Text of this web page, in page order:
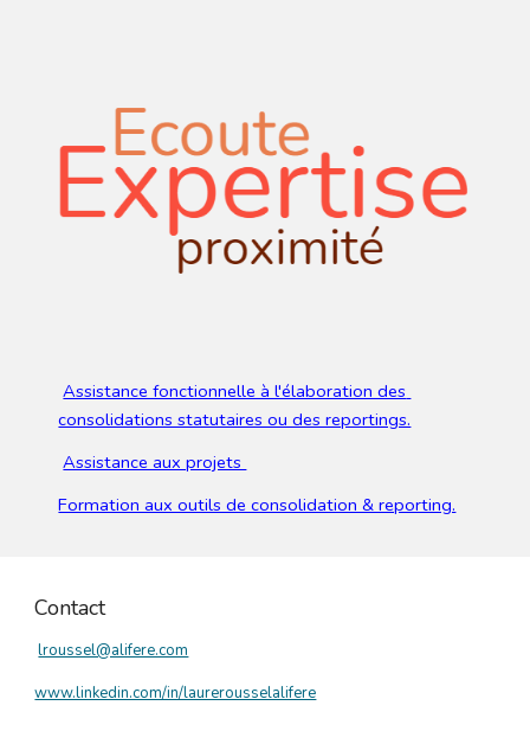
Assistance fonctionnelle à l'élaboration des
consolidations statutaires ou des reportings.
Assistance aux projets
Formation aux outils de consolidation & reporting.
Contact
lroussel@alifere.com
www.linkedin.com/in/laurerousselalifere